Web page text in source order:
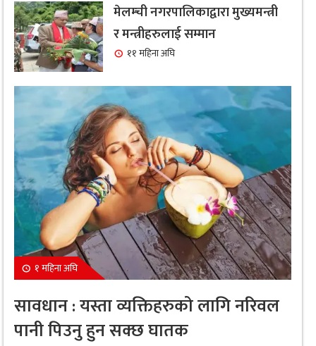
मेलम्ची नगरपालिकाद्वारा मुख्यमन्त्री
र मन्त्रीहरुलाई सम्मान
११ महिना अघि
१ महिना अघि
सावधान : यस्ता व्यक्तिहरुको लागि नरिवल
पानी पिउनु हुन सक्छ घातक